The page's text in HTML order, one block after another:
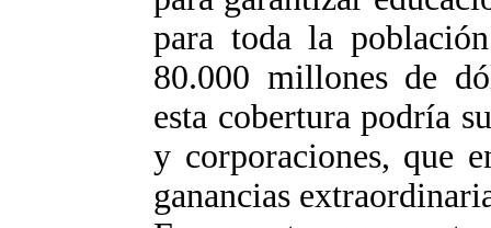
para toda la
80.000 millones de
esta cobertura podría
y corporaciones, que
ganancias